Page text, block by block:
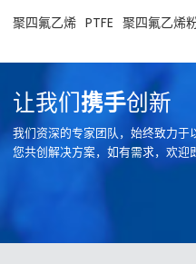
聚四氟乙烯 PTFE 聚四氟乙烯
让我们携手创新
我们资深的专家团队，始终致力
您共创解决方案，如有需求，欢迎